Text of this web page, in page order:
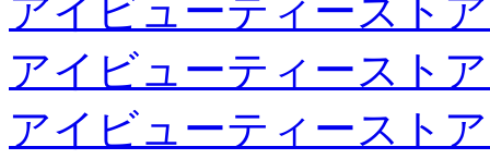
アイビューティースト
アイビューティースト
アイビューティースト